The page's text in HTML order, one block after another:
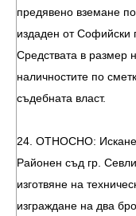
предявено вземане
издаден от Софийски
Средствата в размер
наличностите по
съдебната власт.
24. ОТНОСНО: Искане
Районен съд гр.
изготвяне на
изграждане на два